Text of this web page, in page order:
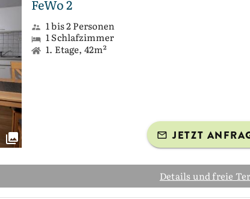
FeWo 2
1 bis 2 Personen
1 Schlafzimmer
1. Etage, 42m²
JETZT
Details und freie